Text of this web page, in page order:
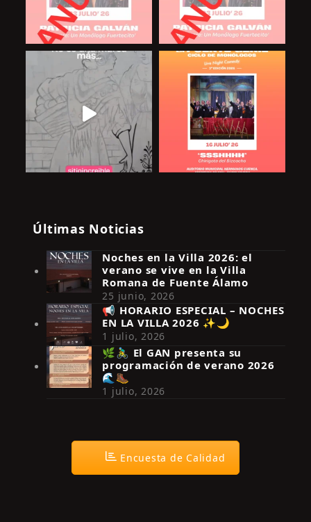
Síguenos en Instagram
Últimas Noticias
Noches en la Villa 2026: el
verano se vive en la Villa
Romana de Fuente Álamo
25 junio, 2026
📢 HORARIO ESPECIAL – NOCHES
EN LA VILLA 2026 ✨🌙
1 julio, 2026
🌿🚴‍♂️ El GAN presenta su
programación de verano 2026
🌊🥾
1 julio, 2026
Encuesta de Calidad